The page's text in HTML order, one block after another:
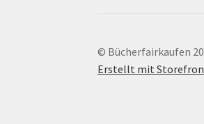
© Bücherfairkaufen
Erstellt mit